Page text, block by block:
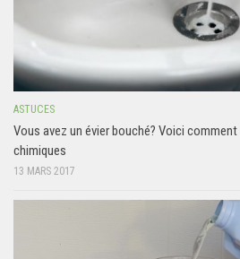
ASTUCES
Vous avez un évier bouché? Voici
chimiques
13 MARS 2017